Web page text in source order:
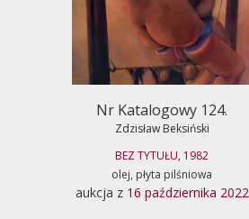
Nr Katalogowy 124.
Zdzisław Beksiński
BEZ TYTUŁU, 1982
olej, płyta pilśniowa
aukcja z 16 października 2022